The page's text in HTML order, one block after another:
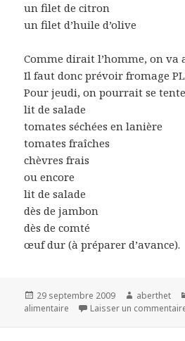
un filet de citron
un filet d’huile d’olive
Comme dirait l’homme, on va
Il faut donc prévoir fromage
Pour jeudi, on pourrait se
lit de salade
tomates séchées en lanière
tomates fraîches
chèvres frais
ou encore
lit de salade
dès de jambon
dès de comté
œuf dur (à préparer d’avance).
Publié
le
29 septembre 2009 Auteur
aberthet
alimentaire
Laisser un